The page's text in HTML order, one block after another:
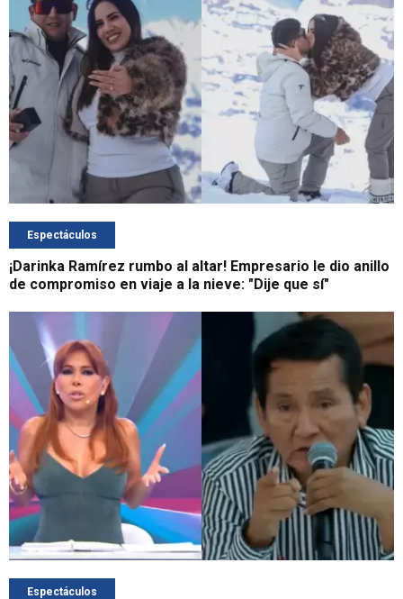
Espectáculos
¡Darinka Ramírez rumbo al altar! Empresario le dio anillo
de compromiso en viaje a la nieve: "Dije que sí"
Espectáculos